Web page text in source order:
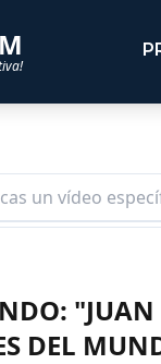
"JUAN
DEL